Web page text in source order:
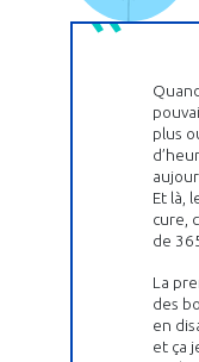
plus
Et là,
cure,
de
La
des
en
et ça